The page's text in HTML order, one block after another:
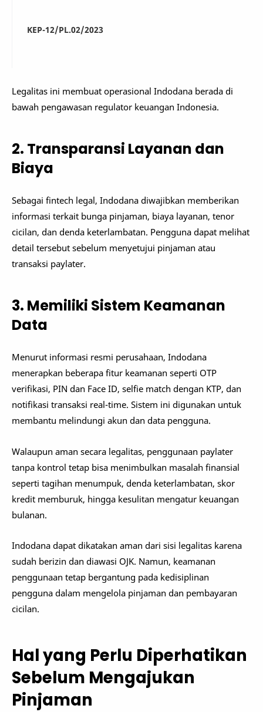
KEP-12/PL.02/2023
Legalitas ini membuat operasional Indodana berada di
bawah pengawasan regulator keuangan Indonesia.
2. Transparansi Layanan dan
Biaya
Sebagai fintech legal, Indodana diwajibkan memberikan
informasi terkait bunga pinjaman, biaya layanan, tenor
cicilan, dan denda keterlambatan. Pengguna dapat melihat
detail tersebut sebelum menyetujui pinjaman atau
transaksi paylater.
3. Memiliki Sistem Keamanan
Data
Menurut informasi resmi perusahaan, Indodana
menerapkan beberapa fitur keamanan seperti OTP
verifikasi, PIN dan Face ID, selfie match dengan KTP, dan
notifikasi transaksi real-time. Sistem ini digunakan untuk
membantu melindungi akun dan data pengguna.
Walaupun aman secara legalitas, penggunaan paylater
tanpa kontrol tetap bisa menimbulkan masalah finansial
seperti tagihan menumpuk, denda keterlambatan, skor
kredit memburuk, hingga kesulitan mengatur keuangan
bulanan.
Indodana dapat dikatakan aman dari sisi legalitas karena
sudah berizin dan diawasi OJK. Namun, keamanan
penggunaan tetap bergantung pada kedisiplinan
pengguna dalam mengelola pinjaman dan pembayaran
cicilan.
Hal yang Perlu Diperhatikan
Sebelum Mengajukan
Pinjaman